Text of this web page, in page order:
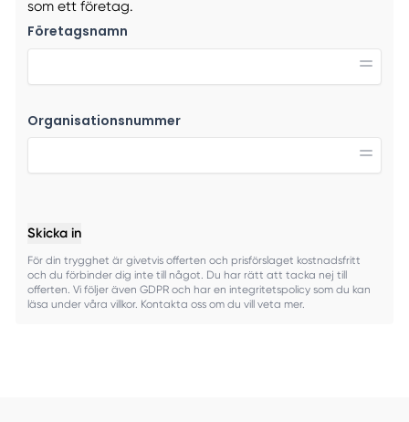
som ett företag.
Företagsnamn
Organisationsnummer
Skicka in
För din trygghet är givetvis offerten och prisförslaget kostnadsfritt
och du förbinder dig inte till något. Du har rätt att tacka nej till
offerten. Vi följer även GDPR och har en integritetspolicy som du kan
läsa under våra villkor. Kontakta oss om du vill veta mer.